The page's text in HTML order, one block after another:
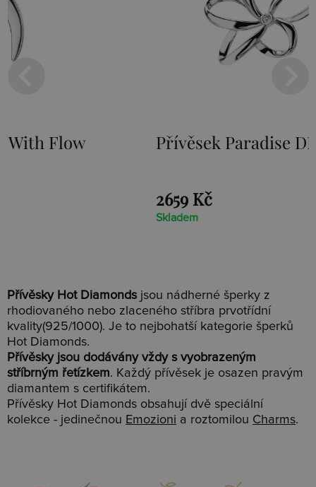
Přívěsek Paradise DP230
Přívěsky Hot Diamonds jsou nádherné šperky z
rhodiovaného nebo zlaceného stříbra prvotřídní
kvality(925/1000). Je to nejbohatší kategorie šperků
Hot Diamonds.
Přívěsky jsou dodávány vždy s vyobrazeným
stříbrným řetízkem. Každý přívěsek je osazen pravým
diamantem s certifikátem.
Přívěsky Hot Diamonds obsahují dvě speciální
kolekce - jedinečnou Emozioni a roztomilou Charms.